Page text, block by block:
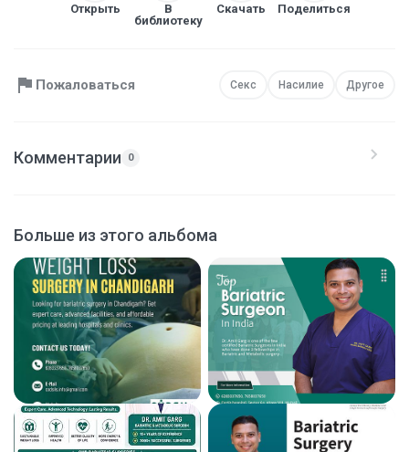
Открыть
В
библиотеку
Скачать Поделиться
Пожаловаться Секс Насилие Другое
Комментарии 0
Больше из этого альбома